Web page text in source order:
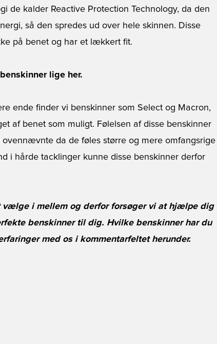
de kalder Reactive Protection Technology, da den
så den spredes ud over hele skinnen. Disse
på benet og har et lækkert fit.
lige her.
ende finder vi benskinner som Select og Macron,
af benet som muligt. Følelsen af disse benskinner
da de føles større og mere omfangsrige
i hårde tacklinger kunne disse benskinner derfor
vælge i mellem og derfor forsøger vi at hjælpe dig
benskinner til dig. Hvilke benskinner har du
med os i kommentarfeltet herunder.